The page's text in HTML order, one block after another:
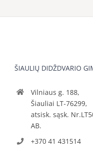
ŠIAULIŲ DIDŽDVARIO
Vilniaus g. 188,
Šiauliai LT-76299,
atsisk. sąsk.
AB.
+370 41 431514